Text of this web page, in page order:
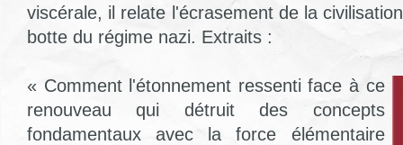
viscérale, il relate l'écrasement de la
botte du régime nazi. Extraits :
« Comment l'étonnement ressenti face à ce
renouveau qui détruit des concepts
fondamentaux avec la force élémentaire